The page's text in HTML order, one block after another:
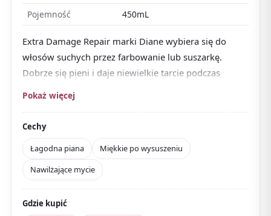
Pojemność
450mL
Extra Damage Repair marki Diane wybiera się do
włosów suchych przez farbowanie lub suszarkę.
Dobrze się pieni i daje niewielkie tarcie podczas
Opinie cenią zapach, uczucie nawilżenia i miękki
dotyk po wysuszeniu
niedrogo zadbać o suchość i puszenie spowodowane
zniszczeniem.
Zaokrąglony flakon wyróżnia się nawet w drogeriach.
Z dostępnymi opakowaniami uzupełniającymi i
dużymi rozmiarami jest wygodny do codziennego
Pokaż więcej
Cechy
Łagodna piana
Miękkie po wysuszeniu
Nawilżające mycie
Gdzie kupić